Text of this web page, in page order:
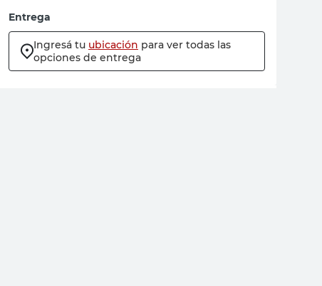
Entrega
Ingresá tu ubicación para ver todas las
opciones de entrega